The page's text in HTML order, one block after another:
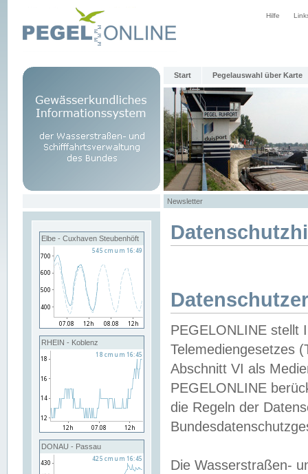
Hilfe
Start Pegelauswahl über Karte
Newsletter
Elbe - Cuxhaven Steubenhöft
RHEIN - Koblenz
DONAU - Passau
PEGELONLINE stellt
Telemediengesetzes
Abschnitt VI als
PEGELONLINE
die Regeln der
Die Wasserstraßen-